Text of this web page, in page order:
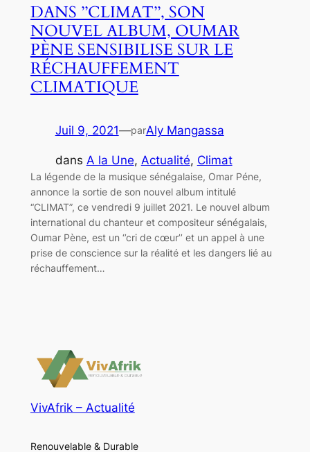
DANS ’’CLIMAT’’, SON
NOUVEL ALBUM, OUMAR
PÈNE SENSIBILISE SUR LE
RÉCHAUFFEMENT
CLIMATIQUE
Juil 9, 2021—parAly Mangassa
dans A la Une, Actualité, Climat
La légende de la musique sénégalaise, Omar Péne,
annonce la sortie de son nouvel album intitulé
“CLIMAT”, ce vendredi 9 juillet 2021. Le nouvel album
international du chanteur et compositeur sénégalais,
Oumar Pène, est un ‘’cri de cœur’’ et un appel à une
prise de conscience sur la réalité et les dangers lié au
réchauffement…
VivAfrik – Actualité
Renouvelable & Durable